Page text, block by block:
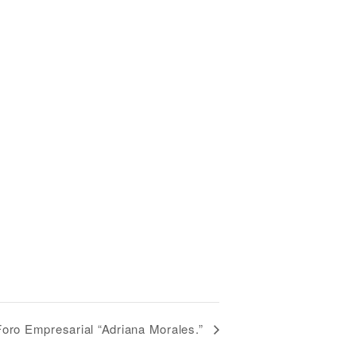
Empresarial “Adriana Morales.”